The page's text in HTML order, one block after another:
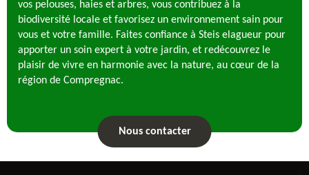
vos pelouses, haies et arbres, vous contribuez à la
biodiversité locale et favorisez un environnement sain pour
vous et votre famille. Faites confiance à Steis elagueur pour
apporter un soin expert à votre jardin, et redécouvrez le
plaisir de vivre en harmonie avec la nature, au cœur de la
région de Compregnac.
Nous contacter